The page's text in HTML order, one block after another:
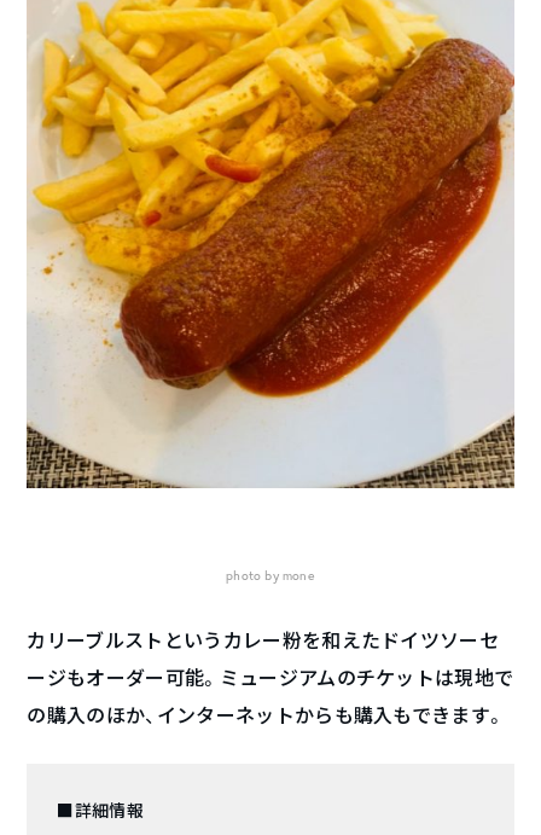
photo by mone
カリーブルストというカレー粉を和えたドイツソーセ
ージもオーダー可能。ミュージアムのチケットは現地で
の購入のほか、インターネットからも購入もできます。
■詳細情報